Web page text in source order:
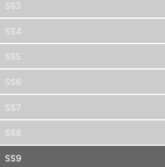
SS3
SS4
SS5
SS6
SS7
SS8
SS9